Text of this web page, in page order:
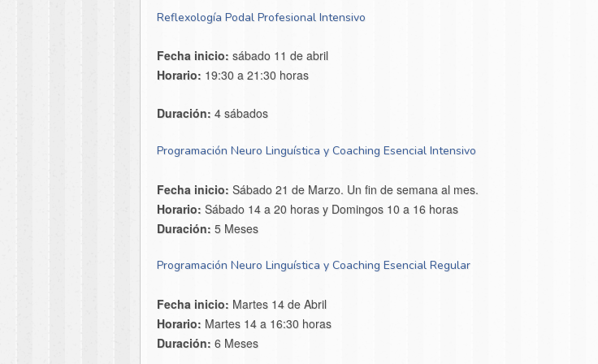
Reflexología Podal Profesional Intensivo
Fecha inicio: sábado 11 de abril
Horario: 19:30 a 21:30 horas
Duración: 4 sábados
Programación Neuro Linguística y Coaching Esencial Intensivo
Fecha inicio: Sábado 21 de Marzo. Un fin de semana al mes.
Horario: Sábado 14 a 20 horas y Domingos 10 a 16 horas
Duración: 5 Meses
Programación Neuro Linguística y Coaching Esencial Regular
Fecha inicio: Martes 14 de Abril
Horario: Martes 14 a 16:30 horas
Duración: 6 Meses